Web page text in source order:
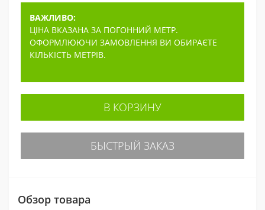
ВАЖЛИВО:
ЦІНА ВКАЗАНА ЗА ПОГОННИЙ МЕТР.
ОФОРМЛЮЮЧИ ЗАМОВЛЕННЯ ВИ ОБИРАЄТЕ
КІЛЬКІСТЬ МЕТРІВ.
В КОРЗИНУ
БЫСТРЫЙ ЗАКАЗ
Обзор товара